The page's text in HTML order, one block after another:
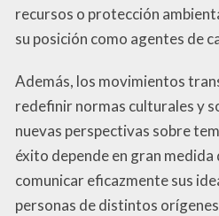
recursos o protección
su posición como agentes de
Además, los movimientos
redefinir normas culturales y
nuevas perspectivas sobre
éxito depende en gran medida
comunicar eficazmente sus
personas de distintos